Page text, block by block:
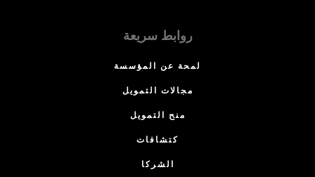
روابط سريعة
لمحة عن المؤسسة
مجالات التمويل
منح التمويل
كتشافات
الشركا